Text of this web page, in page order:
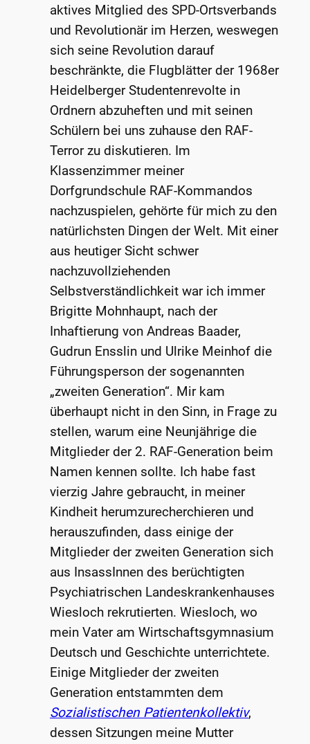
aktives Mitglied des SPD-Ortsverbands
und Revolutionär im Herzen, weswegen
sich seine Revolution darauf
beschränkte, die Flugblätter der 1968er
Heidelberger Studentenrevolte in
Ordnern abzuheften und mit seinen
Schülern bei uns zuhause den RAF-
Terror zu diskutieren. Im
Klassenzimmer meiner
Dorfgrundschule RAF-Kommandos
nachzuspielen, gehörte für mich zu den
natürlichsten Dingen der Welt. Mit einer
aus heutiger Sicht schwer
nachzuvollziehenden
Selbstverständlichkeit war ich immer
Brigitte Mohnhaupt, nach der
Inhaftierung von Andreas Baader,
Gudrun Ensslin und Ulrike Meinhof die
Führungsperson der sogenannten
„zweiten Generation“. Mir kam
überhaupt nicht in den Sinn, in Frage zu
stellen, warum eine Neunjährige die
Mitglieder der 2. RAF-Generation beim
Namen kennen sollte. Ich habe fast
vierzig Jahre gebraucht, in meiner
Kindheit herumzurecherchieren und
herauszufinden, dass einige der
Mitglieder der zweiten Generation sich
aus InsassInnen des berüchtigten
Psychiatrischen Landeskrankenhauses
Wiesloch rekrutierten. Wiesloch, wo
mein Vater am Wirtschaftsgymnasium
Deutsch und Geschichte unterrichtete.
Einige Mitglieder der zweiten
Generation entstammten dem
Sozialistischen Patientenkollektiv,
dessen Sitzungen meine Mutter